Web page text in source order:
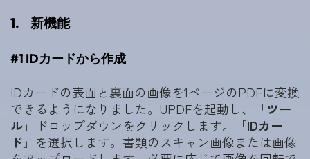
1. 新機能
#1 IDカードから作成
IDカードの表面と裏面の画像を1ページのPDFに変換
できるようになりました。UPDFを起動し、「ツー
ル」ドロップダウンをクリックします。「IDカー
ド 」を選択します。書類のスキャン画像または画像